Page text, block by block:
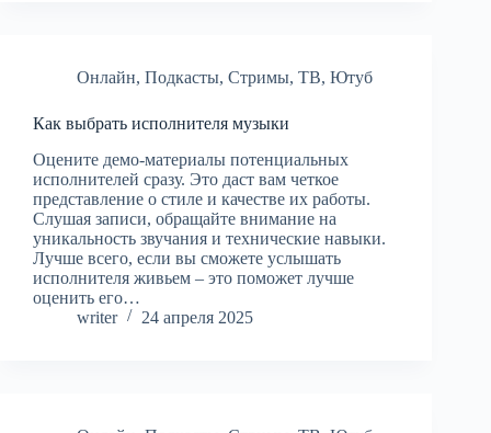
Онлайн, Подкасты, Стримы, ТВ, Ютуб
Как выбрать исполнителя музыки
Оцените демо-материалы потенциальных
исполнителей сразу. Это даст вам четкое
представление о стиле и качестве их работы.
Слушая записи, обращайте внимание на
уникальность звучания и технические навыки.
Лучше всего, если вы сможете услышать
исполнителя живьем – это поможет лучше
оценить его…
writer
24 апреля 2025